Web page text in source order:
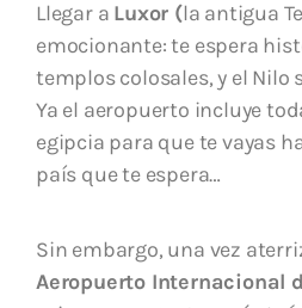
Llegar a Luxor (la antigua
emocionante: te espera
templos colosales, y el Nilo
Ya el aeropuerto incluye
egipcia para que te vayas
país que te espera…
Sin embargo, una vez
Aeropuerto Internacional